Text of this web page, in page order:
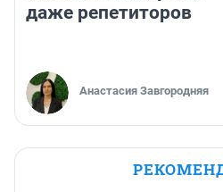
даже репетиторов
Анастасия Завгородняя